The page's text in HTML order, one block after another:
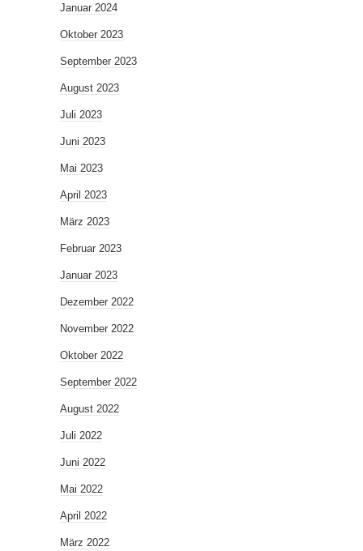
Januar 2024
Oktober 2023
September 2023
August 2023
Juli 2023
Juni 2023
Mai 2023
April 2023
März 2023
Februar 2023
Januar 2023
Dezember 2022
November 2022
Oktober 2022
September 2022
August 2022
Juli 2022
Juni 2022
Mai 2022
April 2022
März 2022